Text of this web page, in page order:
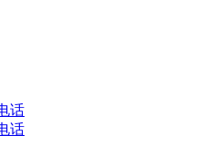
话
话